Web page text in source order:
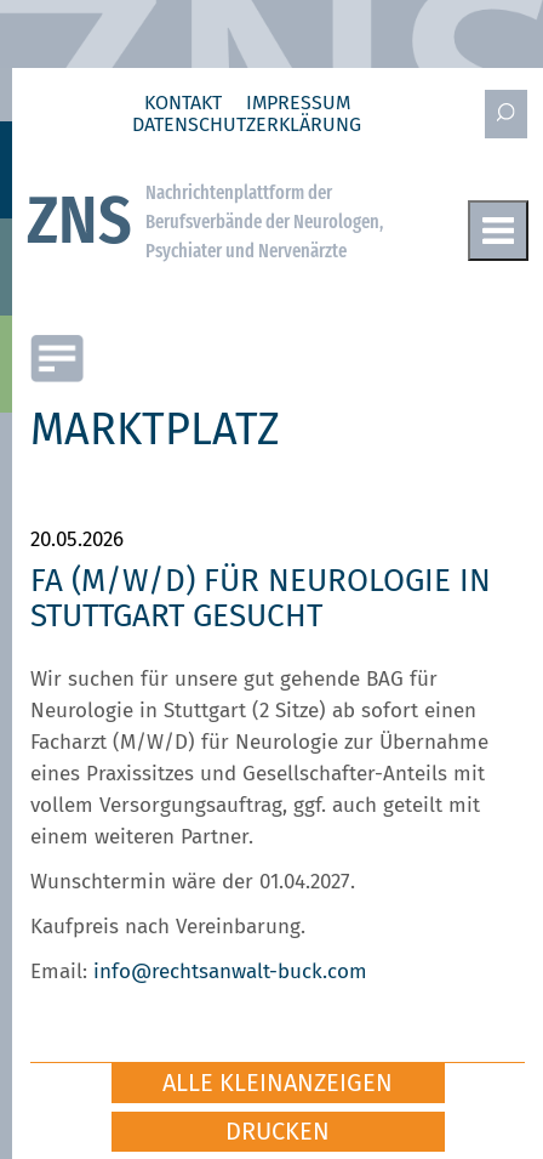
KONTAKT
IMPRESSUM
DATENSCHUTZ­ERKLÄRUNG
ZNS
Nachrichtenplattform der
Berufsverbände der Neurologen,
Psychiater und Nervenärzte
MARKTPLATZ
20.05.2026
FA (M/W/D) FÜR NEUROLOGIE IN
STUTTGART GESUCHT
Wir suchen für unsere gut gehende BAG für
Neurologie in Stuttgart (2 Sitze) ab sofort einen
Facharzt (M/W/D) für Neurologie zur Übernahme
eines Praxissitzes und Gesellschafter-Anteils mit
vollem Versorgungsauftrag, ggf. auch geteilt mit
einem weiteren Partner.
Wunschtermin wäre der 01.04.2027.
Kaufpreis nach Vereinbarung.
Email: info@rechtsanwalt-buck.com
ALLE KLEINANZEIGEN
DRUCKEN